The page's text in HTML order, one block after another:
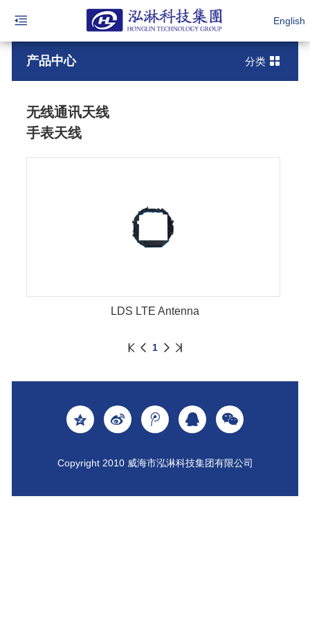
English
产品中心 分类
无线通讯天线
手表天线
LDS LTE Antenna
1
Copyright 2010 威海市泓淋科技集团有限公司